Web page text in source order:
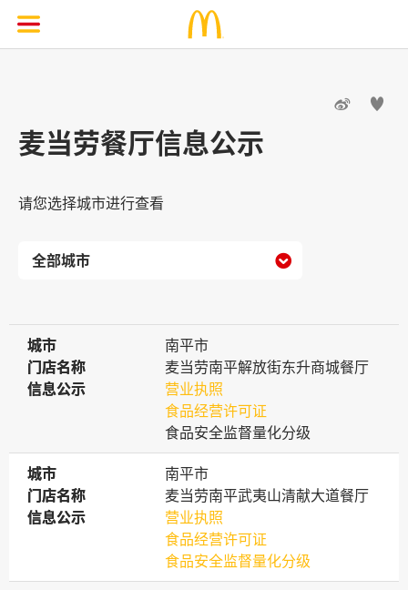
 
麦当劳餐厅信息公示
请您选择城市进行查看

城市
城市
南平市
门店名称
门店名称
麦当劳南平解放街东升商城餐厅
信息公示
信息公示
营业执照
食品经营许可证
食品安全监督量化分级
城市
城市
南平市
门店名称
门店名称
麦当劳南平武夷山清献大道餐厅
信息公示
信息公示
营业执照
食品经营许可证
食品安全监督量化分级